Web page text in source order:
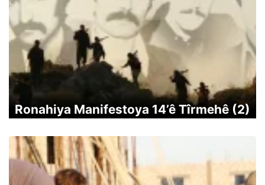
Ronahiya Manifestoya 14’ê Tîrmehê (2)